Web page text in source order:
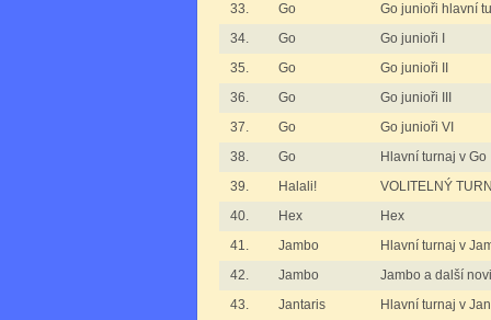
33.
Go
Go junioři hlavní
34.
Go
Go junioři I
35.
Go
Go junioři II
36.
Go
Go junioři III
37.
Go
Go junioři VI
38.
Go
Hlavní turnaj v Go
39.
Halali!
VOLITELNÝ
40.
Hex
Hex
41.
Jambo
Hlavní turnaj v
42.
Jambo
Jambo a další
43.
Jantaris
Hlavní turnaj v